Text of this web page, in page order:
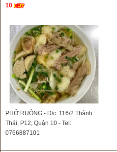
10
PHỞ RUỘNG - Đ/c: 116/2 Thành
Thái, P12, Quận 10 - Tel:
0766887101